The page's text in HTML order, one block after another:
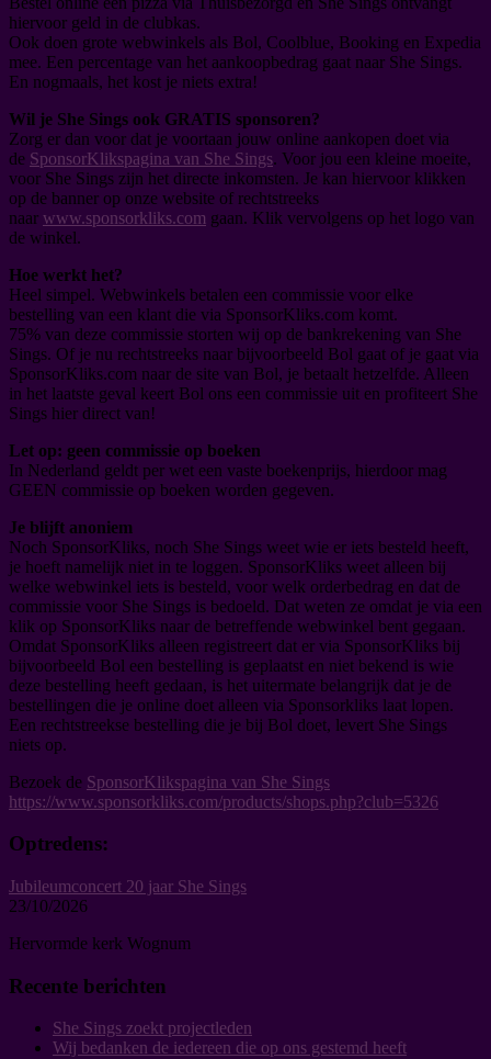
hiervoor geld in de clubkas.
Ook doen grote webwinkels als Bol, Coolblue, Booking en Expedia
mee. Een percentage van het aankoopbedrag gaat naar She Sings.
En nogmaals, het kost je niets extra!
Wil je She Sings ook GRATIS sponsoren?
Zorg er dan voor dat je voortaan jouw online aankopen doet via
de SponsorKlikspagina van She Sings. Voor jou een kleine moeite,
voor She Sings zijn het directe inkomsten. Je kan hiervoor klikken
op de banner op onze website of rechtstreeks
naar www.sponsorkliks.com gaan. Klik vervolgens op het logo van
de winkel.
Hoe werkt het?
Heel simpel. Webwinkels betalen een commissie voor elke
bestelling van een klant die via SponsorKliks.com komt.
75% van deze commissie storten wij op de bankrekening van She
Sings. Of je nu rechtstreeks naar bijvoorbeeld Bol gaat of je gaat via
SponsorKliks.com naar de site van Bol, je betaalt hetzelfde. Alleen
in het laatste geval keert Bol ons een commissie uit en profiteert She
Sings hier direct van!
Let op: geen commissie op boeken
In Nederland geldt per wet een vaste boekenprijs, hierdoor mag
GEEN commissie op boeken worden gegeven.
Je blijft anoniem
Noch SponsorKliks, noch She Sings weet wie er iets besteld heeft,
je hoeft namelijk niet in te loggen. SponsorKliks weet alleen bij
welke webwinkel iets is besteld, voor welk orderbedrag en dat de
commissie voor She Sings is bedoeld. Dat weten ze omdat je via een
klik op SponsorKliks naar de betreffende webwinkel bent gegaan.
Omdat SponsorKliks alleen registreert dat er via SponsorKliks bij
bijvoorbeeld Bol een bestelling is geplaatst en niet bekend is wie
deze bestelling heeft gedaan, is het uitermate belangrijk dat je de
bestellingen die je online doet alleen via Sponsorkliks laat lopen.
Een rechtstreekse bestelling die je bij Bol doet, levert She Sings
niets op.
Bezoek de SponsorKlikspagina van She Sings
https://www.sponsorkliks.com/products/shops.php?club=5326
Primair
Optredens:
Jubileumconcert 20 jaar She Sings
23/10/2026
Hervormde kerk Wognum
Recente berichten
She Sings zoekt projectleden
Wij bedanken de iedereen die op ons gestemd heeft